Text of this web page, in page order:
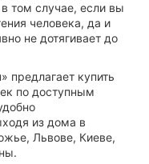
том случае, если вы
человека, да и
не дотягивает до
предлагает купить
по доступным
из дома в
Львове, Киеве,